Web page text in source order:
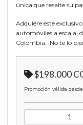
única que resalte su
Adquiere este
automóviles a escala,
Colombia. ¡No te lo
$198.000
Promoción válida desde